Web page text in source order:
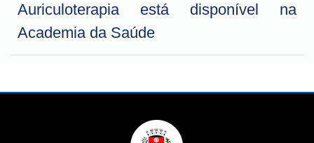
Auriculoterapia está disponível na
Academia da Saúde